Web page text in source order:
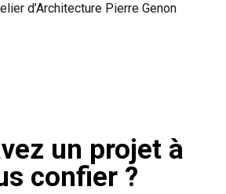
d’Architecture Pierre Genon
un projet à
confier ?